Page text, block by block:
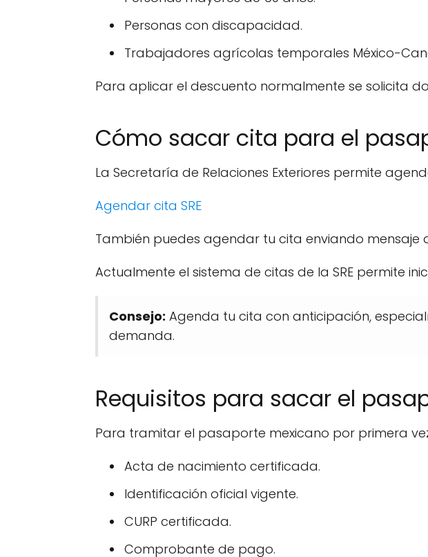
Personas con discapacidad.
Trabajadores agrícolas temporales México-
Para aplicar el descuento normalmente se solicita
Cómo sacar cita para el
La Secretaría de Relaciones Exteriores permite
Agendar cita SRE
También puedes agendar tu cita enviando mensaje
Actualmente el sistema de citas de la SRE permite
Consejo: Agenda tu cita con anticipación,
demanda.
Requisitos para sacar el
Para tramitar el pasaporte mexicano por primera
Acta de nacimiento certificada.
Identificación oficial vigente.
CURP certificada.
Comprobante de pago.